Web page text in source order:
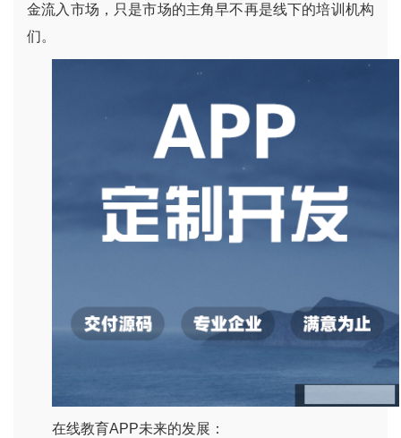
金流入市场，只是市场的主角早不再是线下的培训机构
们。
在线教育APP未来的发展：